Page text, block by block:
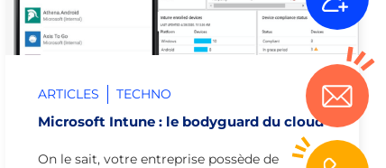
ARTICLES TECHNO
Microsoft Intune : le bodyguard du cloud
On le sait, votre entreprise possède de